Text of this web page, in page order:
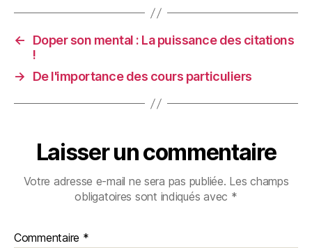
←
Doper son mental : La puissance des citations
!
→
De l'importance des cours particuliers
Laisser un commentaire
Votre adresse e-mail ne sera pas publiée. Les champs
obligatoires sont indiqués avec *
Commentaire *